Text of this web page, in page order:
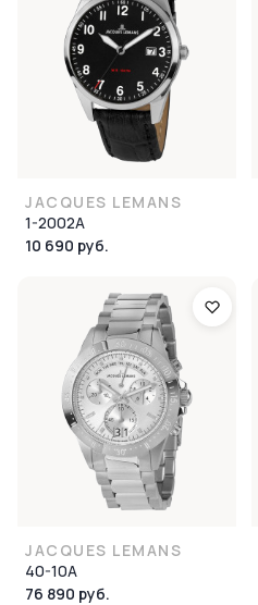
JACQUES LEMANS
1-2002A
10 690 руб.
JACQUES LEMANS
40-10A
76 890 руб.